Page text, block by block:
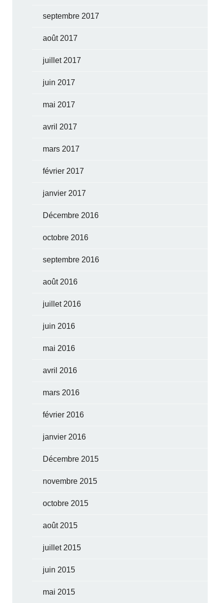
septembre 2017
août 2017
juillet 2017
juin 2017
mai 2017
avril 2017
mars 2017
février 2017
janvier 2017
Décembre 2016
octobre 2016
septembre 2016
août 2016
juillet 2016
juin 2016
mai 2016
avril 2016
mars 2016
février 2016
janvier 2016
Décembre 2015
novembre 2015
octobre 2015
août 2015
juillet 2015
juin 2015
mai 2015